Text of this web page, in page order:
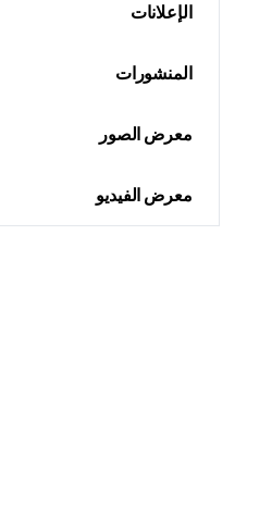
الإعلانات
المنشورات
معرض الصور
معرض الفيديو